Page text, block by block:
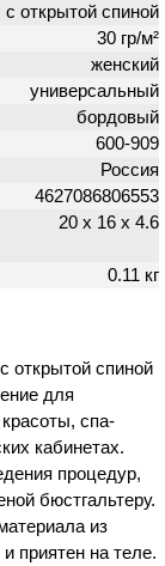
с открытой спиной
30 гр/м²
женский
универсальный
бордовый
600-909
Россия
4627086806553
20 х 16 х 4.6
0.11 кг
открытой спиной
для
спа-
кабинетах.
процедур,
бюстгальтеру.
из
приятен на теле.